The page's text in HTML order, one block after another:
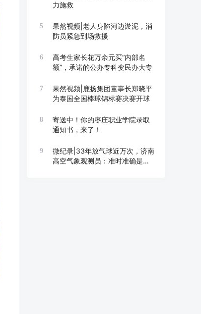
力施救
5
果然视频|老人身陷河边淤泥，消
防员紧急到场救援
6
高考生家长花万余元买“内部名
额”，承诺的公办专科变民办大专
7
果然视频|鹿扬集团董事长郑晓平
为泰国全国棒球锦标赛决赛开球
8
寄送中！你的枣庄职业学院录取
通知书，来了！
9
微纪录|33年放气球近万次，济南
高空气象观测员：准时准确是底